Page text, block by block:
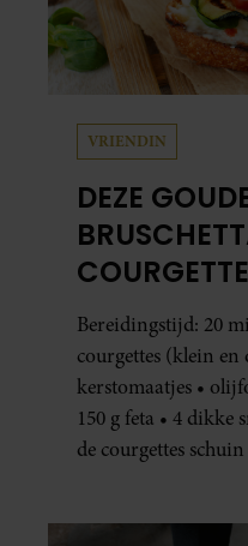
VRIENDIN
DEZE
JE METEEN
Bereidingstijd: 20
courgettes (klein en
kerstomaatjes •
150 g feta • 4
de courgettes